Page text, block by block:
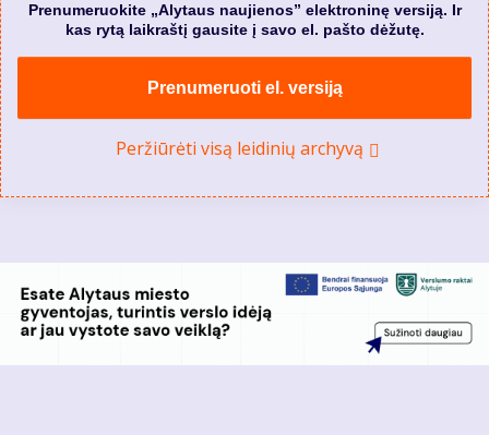
Prenumeruokite „Alytaus naujienos” elektroninę versiją. Ir
kas rytą laikraštį gausite į savo el. pašto dėžutę.
Prenumeruoti el. versiją
Peržiūrėti visą leidinių archyvą